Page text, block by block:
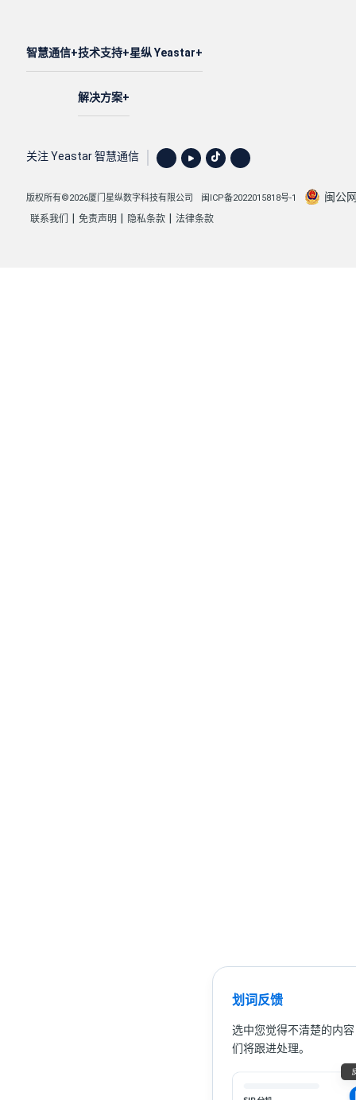
划词反馈
选中您觉得不清楚的内
们将跟进处理。
智慧通信 技术支持
解决方案
星纵 Yeastar
关注 Yeastar 智慧通信
版权所有©2026厦门星纵数字科技有限公司 闽ICP备2022015818号-1 闽公
联系我们 | 免责声明 | 隐私条款 | 法律条款